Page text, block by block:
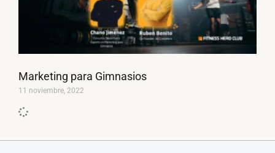
Marketing para Gimnasios
11 noviembre, 2022